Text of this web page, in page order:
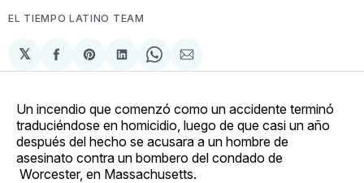
EL TIEMPO LATINO TEAM
𝕏
Compartir
en
Share
on
Compartir
en
Share
on
Compartir
via
Un incendio que comenzó como un accidente terminó
traduciéndose en homicidio, luego de que casi un año
después del hecho se acusara a un hombre de
asesinato contra un bombero del condado de
Worcester, en Massachusetts.